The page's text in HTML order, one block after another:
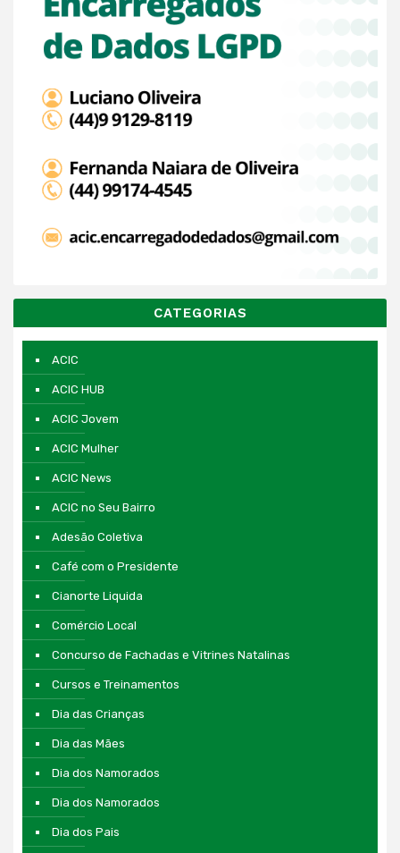
CATEGORIAS
ACIC
ACIC HUB
ACIC Jovem
ACIC Mulher
ACIC News
ACIC no Seu Bairro
Adesão Coletiva
Café com o Presidente
Cianorte Liquida
Comércio Local
Concurso de Fachadas e Vitrines Natalinas
Cursos e Treinamentos
Dia das Crianças
Dia das Mães
Dia dos Namorados
Dia dos Namorados
Dia dos Pais